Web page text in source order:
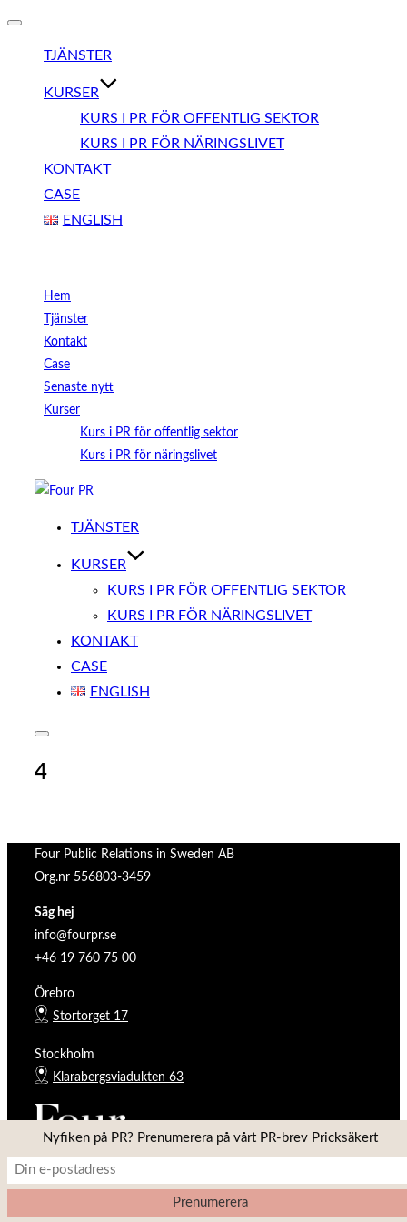
Slå
navigeringTJÄNSTER
KURSER
KURS I PR FÖR OFFENTLIG SEKTOR
KURS I PR FÖR NÄRINGSLIVET
KONTAKT
CASE
ENGLISH
Hem
Tjänster
Kontakt
Case
Senaste nytt
Kurser
Kurs i PR för offentlig sektor
Kurs i PR för näringslivet
Hoppa
TJÄNSTER
KURSER
KURS I PR FÖR OFFENTLIG SEKTOR
KURS I PR FÖR NÄRINGSLIVET
KONTAKT
CASE
ENGLISH
Slå
sidopanel
4
Four Public Relations in Sweden AB
Org.nr 556803-3459
Säg hej
info@fourpr.se
+46 19 760 75 00
Örebro
Stortorget 17
Stockholm
Klarabergsviadukten 63
Copyright © 2026 Four PRInspiro Theme
Nyfiken på PR? Prenumerera på vårt PR-brev Pricksäkert